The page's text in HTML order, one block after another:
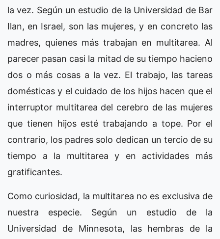
la vez. Según un estudio de la Universidad de Bar
Ilan, en Israel, son las mujeres, y en concreto las
madres, quienes más trabajan en multitarea. Al
parecer pasan casi la mitad de su tiempo hacieno
dos o más cosas a la vez. El trabajo, las tareas
domésticas y el cuidado de los hijos hacen que el
interruptor multitarea del cerebro de las mujeres
que tienen hijos esté trabajando a tope. Por el
contrario, los padres solo dedican un tercio de su
tiempo a la multitarea y en actividades más
gratificantes.
Como curiosidad, la multitarea no es exclusiva de
nuestra especie. Según un estudio de la
Universidad de Minnesota, las hembras de la